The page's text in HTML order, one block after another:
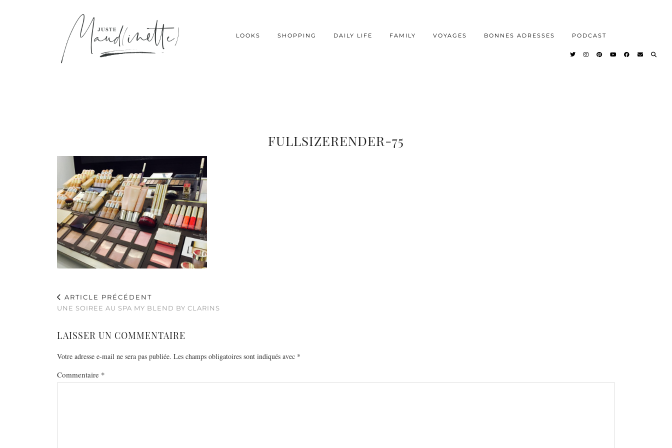
LOOKS SHOPPING DAILY LIFE FAMILY VOYAGES BONNES ADRESSES PODCAST
FULLSIZERENDER-75
ARTICLE PRÉCÉDENT
UNE SOIREE AU SPA MY BLEND BY CLARINS
LAISSER UN COMMENTAIRE
Votre adresse e-mail ne sera pas publiée. Les champs obligatoires sont indiqués avec *
Commentaire *